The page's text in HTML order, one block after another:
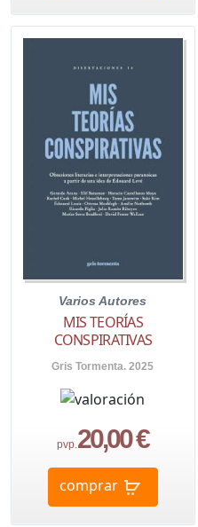
Varios Autores
MIS TEORÍAS
CONSPIRATIVAS
Gris Tormenta. 2025
pvp.20,00 €
comprar